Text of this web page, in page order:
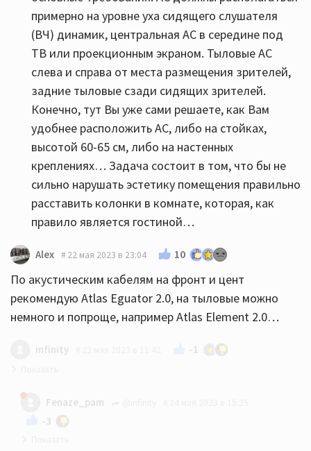
примерно на уровне уха сидящего слушателя
(ВЧ) динамик, центральная АС в середине под
ТВ или проекционным экраном. Тыловые АС
слева и справа от места размещения зрителей,
задние тыловые сзади сидящих зрителей.
Конечно, тут Вы уже сами решаете, как Вам
удобнее расположить АС, либо на стойках,
высотой 60-65 см, либо на настенных
креплениях… Задача состоит в том, что бы не
сильно нарушать эстетику помещения правильно
расставить колонки в комнате, которая, как
правило является гостиной…
Alex 22 мая 2023 в 23:04 10
По акустическим кабелям на фронт и цент
рекомендую Atlas Eguator 2.0, на тыловые можно
немного и попроще, например Atlas Element 2.0…
infinity -1
за 20-30 можно брать что угодно, хуже не станет
Fenaze_pam
-3